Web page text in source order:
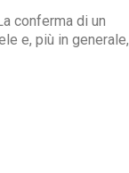
conferma di un
e, più in generale,